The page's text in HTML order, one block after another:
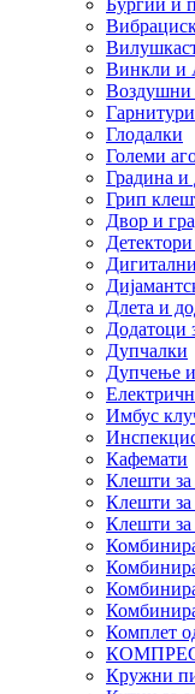
Винкли и
Воздушни
Гарнитури
Глодалки
Големи
Градина
Грип
Двор и
Детектори
Длета и
Додатоци
Дупчалки
Дупчење
Имбус
Кафемати
Клешти за
Клешти за
Клешти
Комплет
Кружни